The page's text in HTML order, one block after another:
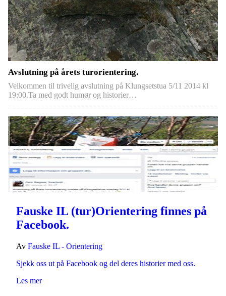
Avslutning på årets turorientering.
Velkommen til trivelig avslutning på Klungsetstua 5/11 2014 kl
19:00.Ta med godt humør og historier…
Fauske IL (tur)Orientering finnes på
Facebook.
Av Fauske IL - Orientering
Sjekk oss ut på Facebook og del deres historier med oss.
Les mer